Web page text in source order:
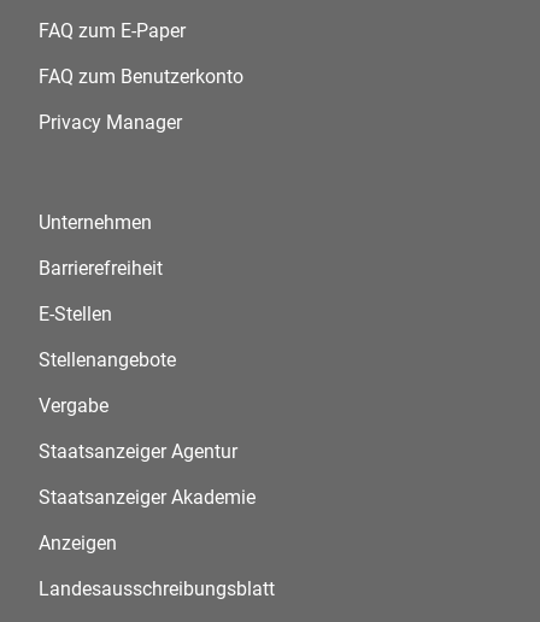
FAQ zum E-Paper
FAQ zum Benutzerkonto
Privacy Manager
Unternehmen
Barrierefreiheit
E-Stellen
Stellenangebote
Vergabe
Staatsanzeiger Agentur
Staatsanzeiger Akademie
Anzeigen
Landesausschreibungsblatt